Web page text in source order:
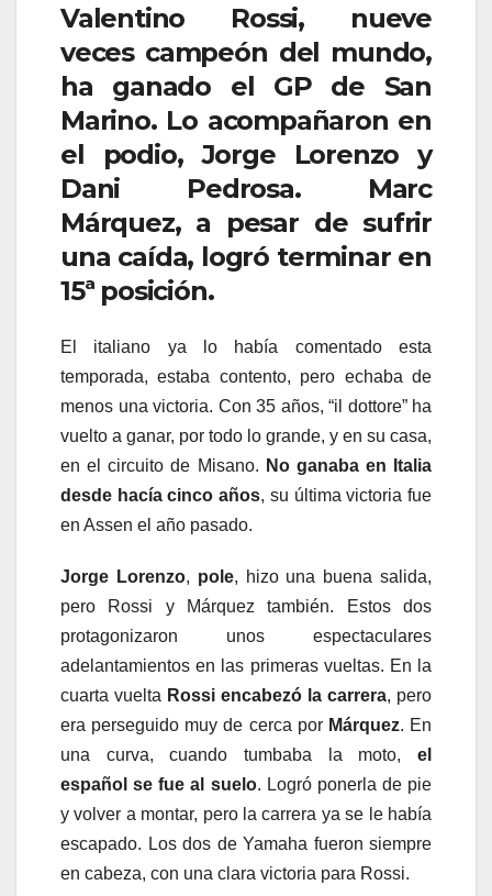
Valentino Rossi, nueve
veces campeón del mundo,
ha ganado el GP de San
Marino. Lo acompañaron en
el podio, Jorge Lorenzo y
Dani Pedrosa. Marc
Márquez, a pesar de sufrir
una caída, logró terminar en
15ª posición.
El italiano ya lo había comentado esta
temporada, estaba contento, pero echaba de
menos una victoria. Con 35 años, “il dottore” ha
vuelto a ganar, por todo lo grande, y en su casa,
en el circuito de Misano. No ganaba en Italia
desde hacía cinco años, su última victoria fue
en Assen el año pasado.
Jorge Lorenzo, pole, hizo una buena salida,
pero Rossi y Márquez también. Estos dos
protagonizaron unos espectaculares
adelantamientos en las primeras vueltas. En la
cuarta vuelta Rossi encabezó la carrera, pero
era perseguido muy de cerca por Márquez. En
una curva, cuando tumbaba la moto, el
español se fue al suelo. Logró ponerla de pie
y volver a montar, pero la carrera ya se le había
escapado. Los dos de Yamaha fueron siempre
en cabeza, con una clara victoria para Rossi.